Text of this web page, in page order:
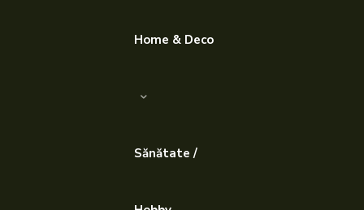
Home & Deco
Sănătate /